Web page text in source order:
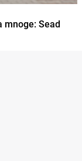
mnoge: Sead